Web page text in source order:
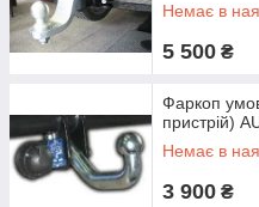
Немає в
5 500 ₴
Фаркоп
пристрій)
Немає в
3 900 ₴